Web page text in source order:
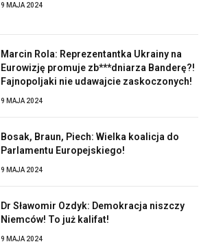
9 MAJA 2024
Marcin Rola: Reprezentantka Ukrainy na
Eurowizję promuje zb***dniarza Banderę?!
Fajnopoljaki nie udawajcie zaskoczonych!
9 MAJA 2024
Bosak, Braun, Piech: Wielka koalicja do
Parlamentu Europejskiego!
9 MAJA 2024
Dr Sławomir Ozdyk: Demokracja niszczy
Niemców! To już kalifat!
9 MAJA 2024